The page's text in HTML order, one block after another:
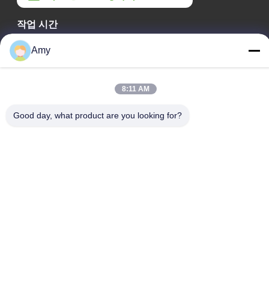
작업 시간
09:00-18:00
우리 주소
Amy
8:11 AM
Good day, what product are you looking for?